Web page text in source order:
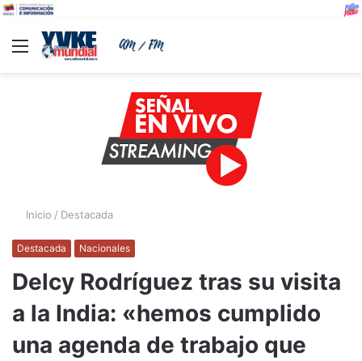
Menu
Inicio / Destacada
Destacada Nacionales
Delcy Rodríguez tras su visita
a la India: «hemos cumplido
una agenda de trabajo que